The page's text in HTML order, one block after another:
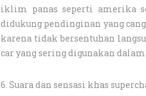
iklim panas seperti amerika
didukung pendinginan yang
karena tidak bersentuhan
car yang sering digunakan
6. Suara dan sensasi khas